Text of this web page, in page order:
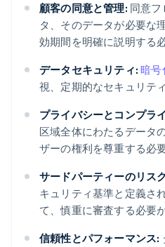
顧客の同意と管理: 同意
タ、そのデータが必要な
効期間を明確に説明する
データセキュリティ: 暗号
視、定期的なセキュリテ
プライバシーとコンプラ
区域全体にわたるデータ
ザーの権利を尊重する必
サードパーティーのリス
キュリティ基準と定義さ
て、慎重に審査する必要
信頼性とパフォーマンス: